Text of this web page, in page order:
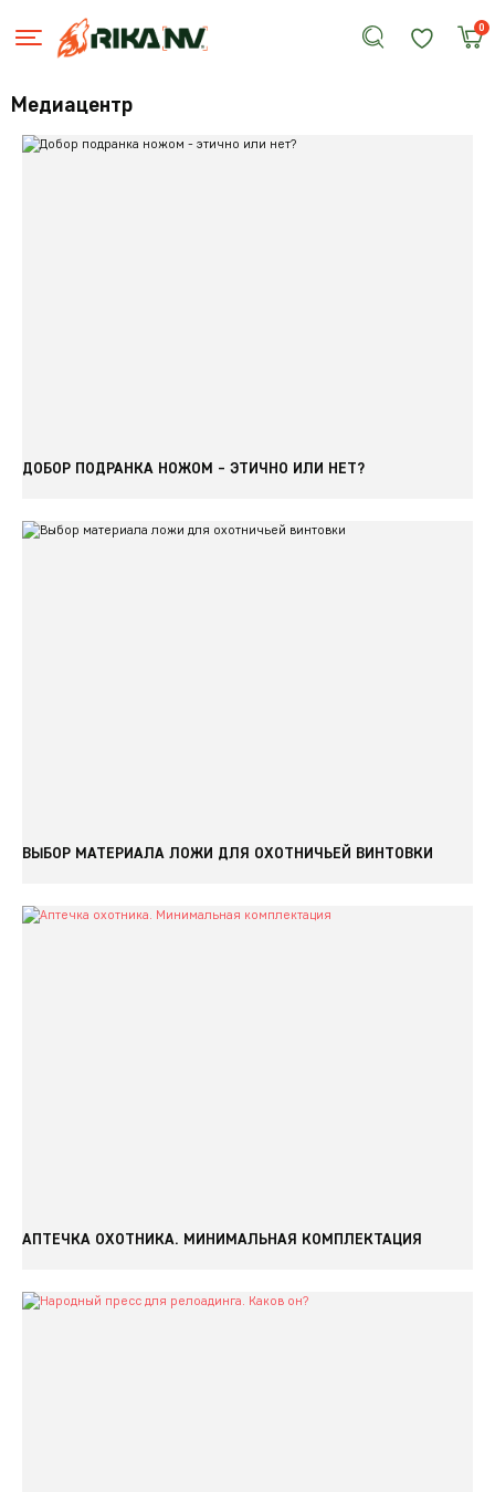
0
Медиацентр
ДОБОР ПОДРАНКА НОЖОМ - ЭТИЧНО ИЛИ НЕТ?
ВЫБОР МАТЕРИАЛА ЛОЖИ ДЛЯ ОХОТНИЧЬЕЙ ВИНТОВКИ
АПТЕЧКА ОХОТНИКА. МИНИМАЛЬНАЯ КОМПЛЕКТАЦИЯ